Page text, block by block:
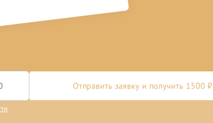
Отправить заявку и получить 1500 ₽